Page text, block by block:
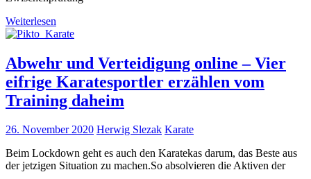
Weiterlesen
Abwehr und Verteidigung online – Vier
eifrige Karatesportler erzählen vom
Training daheim
26. November 2020 Herwig Slezak Karate
Beim Lockdown geht es auch den Karatekas darum, das Beste aus
der jetzigen Situation zu machen.So absolvieren die Aktiven der